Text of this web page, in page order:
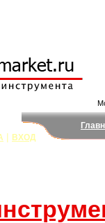
| ВХОД